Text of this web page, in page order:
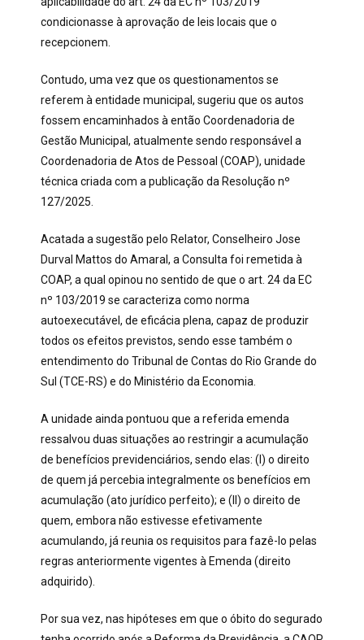
condicionasse à aprovação de leis locais que o
recepcionem.
Contudo, uma vez que os questionamentos se
referem à entidade municipal, sugeriu que os autos
fossem encaminhados à então Coordenadoria de
Gestão Municipal, atualmente sendo responsável a
Coordenadoria de Atos de Pessoal (COAP), unidade
técnica criada com a publicação da Resolução nº
127/2025.
Acatada a sugestão pelo Relator, Conselheiro Jose
Durval Mattos do Amaral, a Consulta foi remetida à
COAP, a qual opinou no sentido de que o art. 24 da EC
nº 103/2019 se caracteriza como norma
autoexecutável, de eficácia plena, capaz de produzir
todos os efeitos previstos, sendo esse também o
entendimento do Tribunal de Contas do Rio Grande do
Sul (TCE-RS) e do Ministério da Economia.
A unidade ainda pontuou que a referida emenda
ressalvou duas situações ao restringir a acumulação
de benefícios previdenciários, sendo elas: (I) o direito
de quem já percebia integralmente os benefícios em
acumulação (ato jurídico perfeito); e (II) o direito de
quem, embora não estivesse efetivamente
acumulando, já reunia os requisitos para fazê-lo pelas
regras anteriormente vigentes à Emenda (direito
adquirido).
Por sua vez, nas hipóteses em que o óbito do segurado